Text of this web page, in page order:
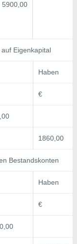
5900,00
Eigenkapital
Haben
€
1860,00
Bestandskonten
Haben
€